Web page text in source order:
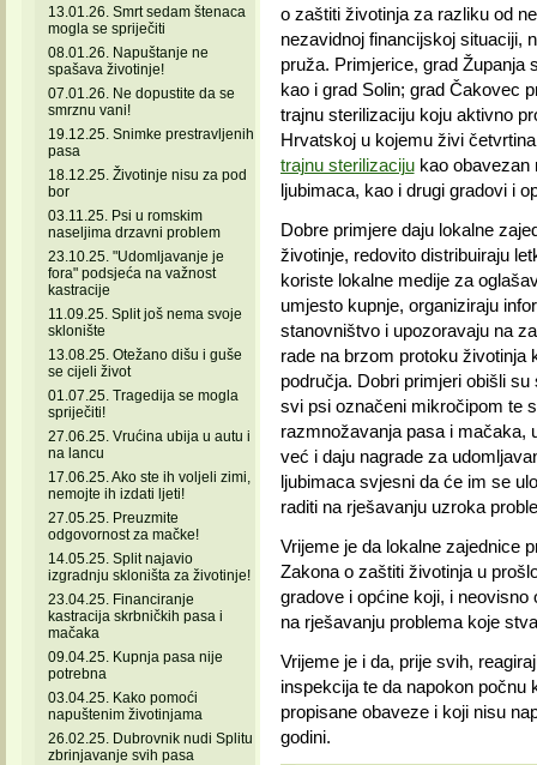
13.01.26. Smrt sedam štenaca
mogla se spriječiti
08.01.26. Napuštanje ne
spašava životinje!
07.01.26. Ne dopustite da se
smrznu vani!
19.12.25. Snimke prestravljenih
pasa
18.12.25. Životinje nisu za pod
bor
03.11.25. Psi u romskim
naseljima drzavni problem
23.10.25. "Udomljavanje je
fora" podsjeća na važnost
kastracije
11.09.25. Split još nema svoje
sklonište
13.08.25. Otežano dišu i guše
se cijeli život
01.07.25. Tragedija se mogla
spriječiti!
27.06.25. Vrućina ubija u autu i
na lancu
17.06.25. Ako ste ih voljeli zimi,
nemojte ih izdati ljeti!
27.05.25. Preuzmite
odgovornost za mačke!
14.05.25. Split najavio
izgradnju skloništa za životinje!
23.04.25. Financiranje
kastracija skrbničkih pasa i
mačaka
09.04.25. Kupnja pasa nije
potrebna
03.04.25. Kako pomoći
napuštenim životinjama
26.02.25. Dubrovnik nudi Splitu
zbrinjavanje svih pasa
o zaštiti životinja za razliku od
nezavidnoj financijskoj situaciji,
pruža. Primjerice, grad Županja
kao i grad Solin; grad Čakovec
trajnu sterilizaciju koju aktivno
Hrvatskoj u kojemu živi
trajnu sterilizacijukao obavezan
ljubimaca, kao i drugi gradovi i
Dobre primjere daju lokalne
životinje, redovito distribuiraju
koriste lokalne medije za
umjesto kupnje, organiziraju
stanovništvo i upozoravaju na
rade na brzom protoku
područja. Dobri primjeri obišli
svi psi označeni mikročipom te
razmnožavanja pasa i mačaka,
već i daju nagrade za
ljubimaca svjesni da će im se
raditi na rješavanju uzroka
Vrijeme je da lokalne zajednice
Zakona o zaštiti životinja u
gradove i općine koji, i
na rješavanju problema koje
Vrijeme je i da, prije svih,
inspekcija te da napokon počnu
propisane obaveze i koji nisu
godini.